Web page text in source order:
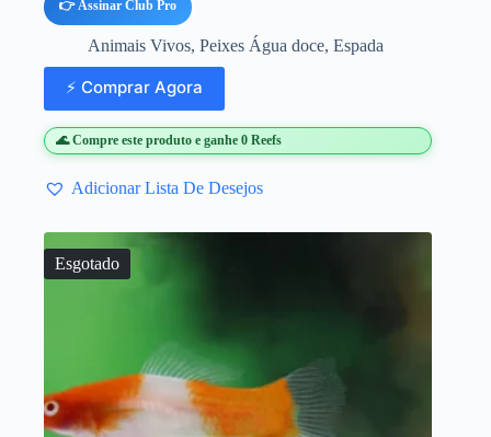
👉 Assinar Club Pro
Animais Vivos, Peixes Água doce, Espada
⚡ Comprar Agora
🌊 Compre este produto e ganhe 0 Reefs
Adicionar Lista De Desejos
Esgotado